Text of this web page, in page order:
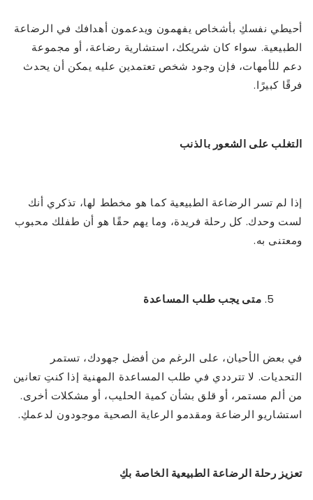
أحيطي نفسكِ بأشخاص يفهمون ويدعمون أهدافك في الرضاعة
الطبيعية. سواء كان شريكك، استشارية رضاعة، أو مجموعة
دعم للأمهات، فإن وجود شخص تعتمدين عليه يمكن أن يحدث
فرقًا كبيرًا.
التغلب على الشعور بالذنب
إذا لم تسر الرضاعة الطبيعية كما هو مخطط لها، تذكري أنك
لست وحدك. كل رحلة فريدة، وما يهم حقًا هو أن طفلك محبوب
ومعتنى به.
متى يجب طلب المساعدة
في بعض الأحيان، على الرغم من أفضل جهودك، تستمر
التحديات. لا تترددي في طلب المساعدة المهنية إذا كنتِ تعانين
من ألم مستمر، أو قلق بشأن كمية الحليب، أو مشكلات أخرى.
استشاريو الرضاعة ومقدمو الرعاية الصحية موجودون لدعمكِ.
تعزيز رحلة الرضاعة الطبيعية الخاصة بكِ